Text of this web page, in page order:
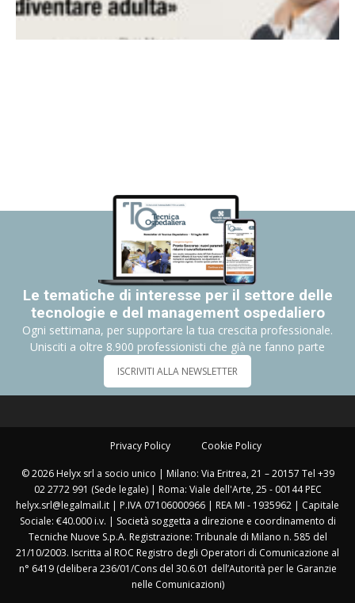
Le tematiche di interesse per il settore delle
tecnologie e del management ospedaliero
Ogni settimana, per supportare la tua crescita professionale.
Unisciti a oltre 8.900 professionisti che già ne fanno parte
ISCRIVITI ALLA NEWSLETTER
Privacy Policy Cookie Policy
© 2026 Helyx srl a socio unico | Milano: Via Eritrea, 21 – 20157 Tel +39
02 2772 991 (Sede legale) | Roma: Viale dell'Arte, 25 - 00144 PEC
helyx.srl@legalmail.it | P.IVA 07106000966 | REA MI - 1935962 | Capitale
Sociale: €40.000 i.v. | Società soggetta a direzione e coordinamento di
Tecniche Nuove S.p.A. Registrazione: Tribunale di Milano n. 585 del
21/10/2003. Iscritta al ROC Registro degli Operatori di Comunicazione al
n° 6419 (delibera 236/01/Cons del 30.6.01 dell’Autorità per le Garanzie
nelle Comunicazioni)